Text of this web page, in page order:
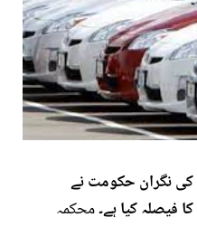
نگران حکومت نے
فیصلہ کیا ہے۔محکمہ